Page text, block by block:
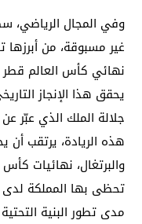
وفي المجال الرياضي،
غير مسبوقة، من
يحقق هذا الإنجاز
جلالة الملك الذي عبّر
هذه الريادة، يرتقب أن
تحظى بها المملكة لدى
مدى تطور البنية